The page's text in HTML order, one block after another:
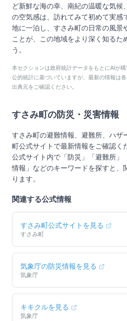
ど新鮮な海の幸、南紀の温暖な気候
の空気感は、訪れてみて初めて実感
地に一泊し、すさみ町の日常の風景
ことが、この地域をより深く知るた
う。
本セクションは政府統計データをもとにAIが
公的統計に基づいていますが、最新の情報は
出典元をご確認ください。
すさみ町 の防災・災害情報
すさみ町の避難情報、避難所、ハザ
町公式サイトで最新情報をご確認く
公式サイト内で「防災」「避難所」
情報」などのキーワードを探すと、
ります。
関連する公式情報
すさみ町公式サイトを見る
すさみ町
気象庁の防災情報を見る
気象庁
キキクルを見る
気象庁